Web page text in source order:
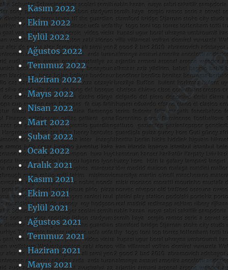
Kasım 2022
Ekim 2022
Eylül 2022
Ağustos 2022
Temmuz 2022
Haziran 2022
Mayıs 2022
Nisan 2022
Mart 2022
Şubat 2022
Ocak 2022
Aralık 2021
Kasım 2021
Ekim 2021
Eylül 2021
Ağustos 2021
Temmuz 2021
Haziran 2021
Mayıs 2021